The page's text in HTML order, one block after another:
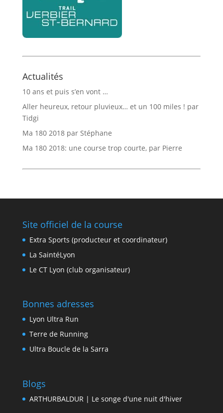
Actualités
10 ans et puis s’en vont …
Aller heureux, retour pluvieux… et un 100 miles ! par
Tidgi
Ma 180 2018 par Stéphane
Ma 180 2018: une course trop courte, par Pierre
Site officiel de la course
Extra Sports (producteur et coordinateur)
La SaintéLyon
Le CT Lyon (club organisateur)
Bonnes adresses
Lyon Ultra Run
Terre de Running
Ultra Boucle de la Sarra
Blogs
ARTHURBALDUR | Le songe d'une nuit d'hiver